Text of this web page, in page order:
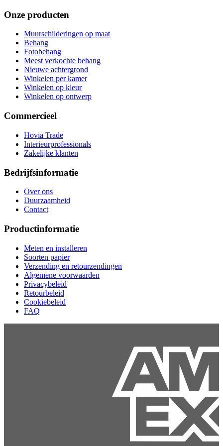
Onze producten
Muurschilderingen op maat
Behang
Fotobehang
Meest verkochte behang
Nieuwe achtergrond
Winkelen per kamer
Winkelen op kleur
Winkelen op ontwerp
Commercieel
Hovia Trade
Interieurprofessionals
Zakelijke klanten
Bedrijfsinformatie
Over ons
Duurzaamheid
Contact
Productinformatie
Meten en installeren
Soorten papier
Verzending en retourzendingen
Algemene voorwaarden
Privacybeleid
Retourbeleid
Cookiebeleid
FAQ